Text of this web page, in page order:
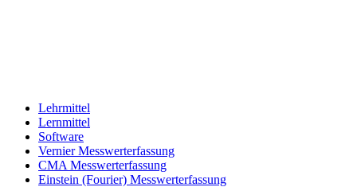
Lehrmittel
Lernmittel
Software
Vernier Messwerterfassung
CMA Messwerterfassung
Einstein (Fourier) Messwerterfassung